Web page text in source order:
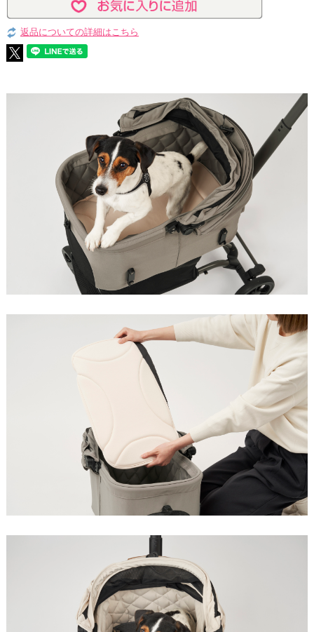
返品についての詳細はこちら